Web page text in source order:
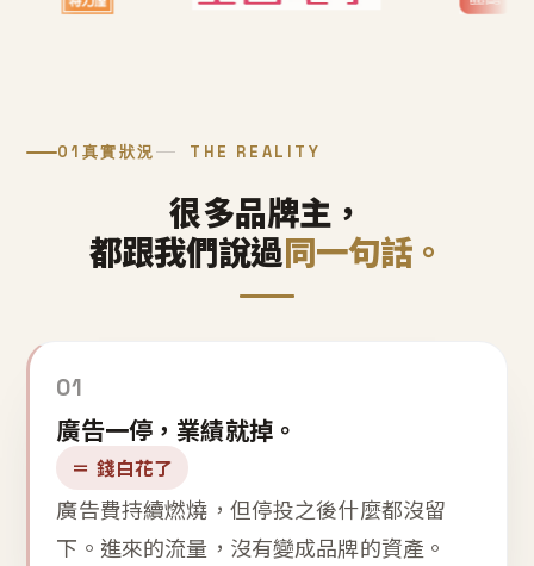
01 真實狀況 THE REALITY
很多品牌主，
都跟我們說過同一句話。
01
廣告一停，業績就掉。
＝ 錢白花了
廣告費持續燃燒，但停投之後什麼都沒留
下。進來的流量，沒有變成品牌的資產。